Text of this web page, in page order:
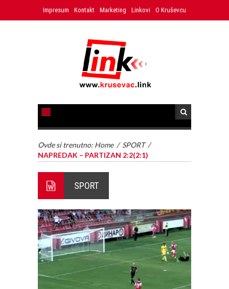
Impresum Kontakt Marketing Linkovi O Kruševcu
Ovde si trenutno: Home / SPORT /
NAPREDAK – PARTIZAN 2:2(2:1)
SPORT